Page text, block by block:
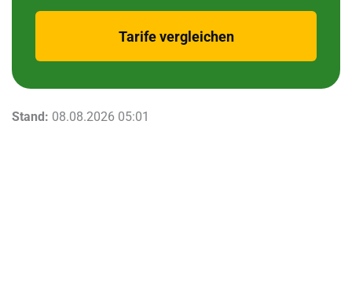
Tarife vergleichen
Stand: 08.08.2026 05:01